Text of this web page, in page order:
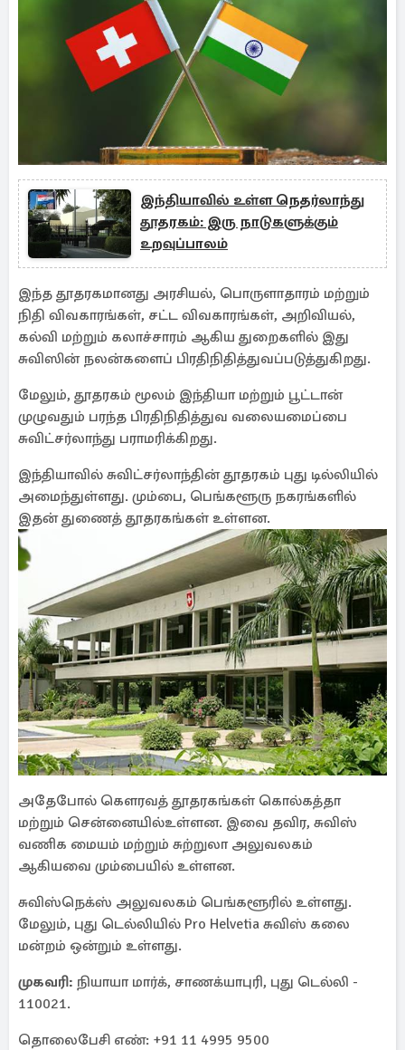
இந்தியாவில் உள்ள நெதர்லாந்து
தூதரகம்: இரு நாடுகளுக்கும்
உறவுப்பாலம்
இந்த தூதரகமானது அரசியல், பொருளாதாரம் மற்றும்
நிதி விவகாரங்கள், சட்ட விவகாரங்கள், அறிவியல்,
கல்வி மற்றும் கலாச்சாரம் ஆகிய துறைகளில் இது
சுவிஸின் நலன்களைப் பிரதிநிதித்துவப்படுத்துகிறது.
மேலும், தூதரகம் மூலம் இந்தியா மற்றும் பூட்டான்
முழுவதும் பரந்த பிரதிநிதித்துவ வலையமைப்பை
சுவிட்சர்லாந்து பராமரிக்கிறது.
இந்தியாவில் சுவிட்சர்லாந்தின் தூதரகம் புது டில்லியில்
அமைந்துள்ளது. மும்பை, பெங்களூரு நகரங்களில்
இதன் துணைத் தூதரகங்கள் உள்ளன.
அதேபோல் கௌரவத் தூதரகங்கள் கொல்கத்தா
மற்றும் சென்னையில்உள்ளன. இவை தவிர, சுவிஸ்
வணிக மையம் மற்றும் சுற்றுலா அலுவலகம்
ஆகியவை மும்பையில் உள்ளன.
சுவிஸ்நெக்ஸ் அலுவலகம் பெங்களூரில் உள்ளது.
மேலும், புது டெல்லியில் Pro Helvetia சுவிஸ் கலை
மன்றம் ஒன்றும் உள்ளது.
முகவரி: நியாயா மார்க், சாணக்யாபுரி, புது டெல்லி -
110021.
தொலைபேசி எண்: +91 11 4995 9500